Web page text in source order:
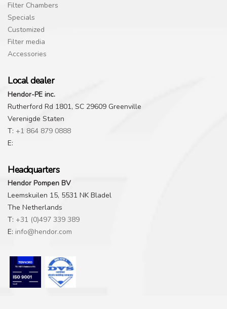
Filter Chambers
Specials
Customized
Filter media
Accessories
Local dealer
Hendor-PE inc.
Rutherford Rd 1801, SC 29609 Greenville
Verenigde Staten
T: +1 864 879 0888
E:
Headquarters
Hendor Pompen BV
Leemskuilen 15, 5531 NK Bladel
The Netherlands
T: +31 (0)497 339 389
E: info@hendor.com